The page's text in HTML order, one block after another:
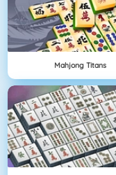
Mahjong Titans